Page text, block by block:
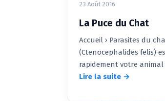
23 Août 2016
La Puce du Chat
Accueil › Parasites du
(Ctenocephalides felis)
rapidement votre
Lire la suite →